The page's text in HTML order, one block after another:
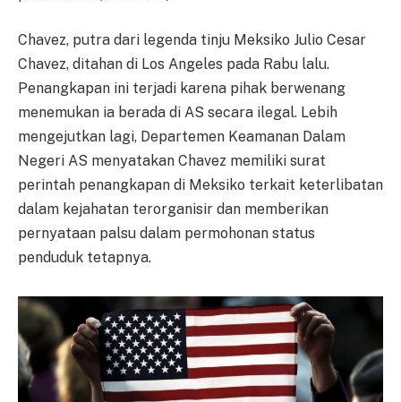
Chavez, putra dari legenda tinju Meksiko Julio Cesar
Chavez, ditahan di Los Angeles pada Rabu lalu.
Penangkapan ini terjadi karena pihak berwenang
menemukan ia berada di AS secara ilegal. Lebih
mengejutkan lagi, Departemen Keamanan Dalam
Negeri AS menyatakan Chavez memiliki surat
perintah penangkapan di Meksiko terkait keterlibatan
dalam kejahatan terorganisir dan memberikan
pernyataan palsu dalam permohonan status
penduduk tetapnya.